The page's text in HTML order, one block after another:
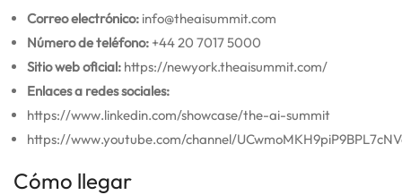
Correo electrónico: info@theaisummit.com
Número de teléfono: +44 20 7017 5000
Sitio web oficial: https://newyork.theaisummit.com/
Enlaces a redes sociales:
https://www.linkedin.com/showcase/the-ai-summit
https://www.youtube.com/channel/
Cómo llegar